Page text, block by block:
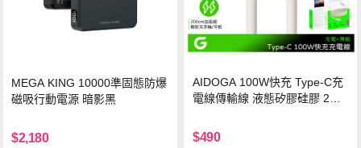
MEGA KING 10000準固態防爆
磁吸行動電源 暗影黑
$2,180
AIDOGA 100W快充 Type-C充
電線傳輸線 液態矽膠硅膠 2M
$490